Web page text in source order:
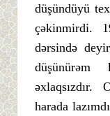
düşündüyü
çəkinmirdi.
dərsində
harada